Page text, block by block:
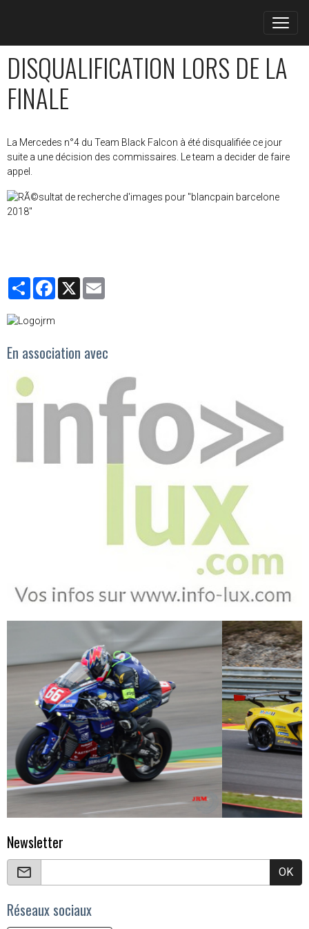
DISQUALIFICATION LORS DE LA
FINALE
La Mercedes n°4 du Team Black Falcon à été disqualifiée ce jour
suite a une décision des commissaires. Le team a decider de faire
appel.
PartagerFacebook
X
En association avec
Newsletter
OK
Réseaux sociaux